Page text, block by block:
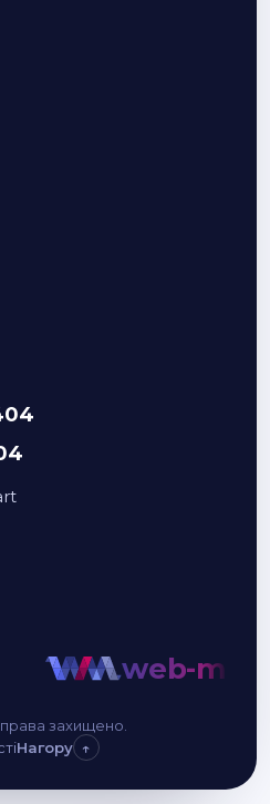
web-mosaica
захищено.
Нагору ↑